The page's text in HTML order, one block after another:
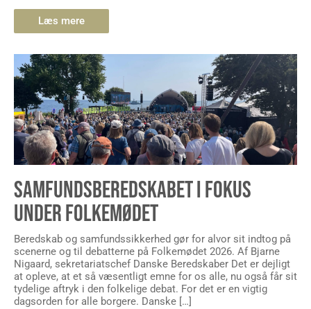
Læs mere
SAMFUNDSBEREDSKABET I FOKUS
UNDER FOLKEMØDET
Beredskab og samfundssikkerhed gør for alvor sit indtog på
scenerne og til debatterne på Folkemødet 2026. Af Bjarne
Nigaard, sekretariatschef Danske Beredskaber Det er dejligt
at opleve, at et så væsentligt emne for os alle, nu også får sit
tydelige aftryk i den folkelige debat. For det er en vigtig
dagsorden for alle borgere. Danske […]